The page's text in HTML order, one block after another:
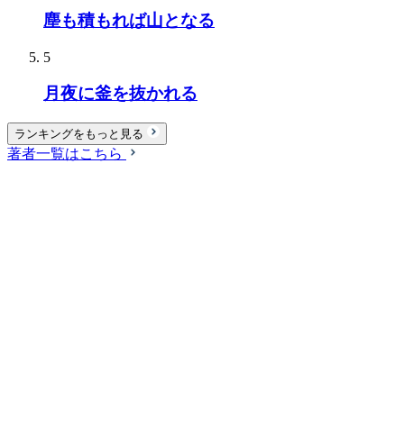
塵も積もれば山となる
5
月夜に釜を抜かれる
ランキングをもっと見る
著者一覧はこちら